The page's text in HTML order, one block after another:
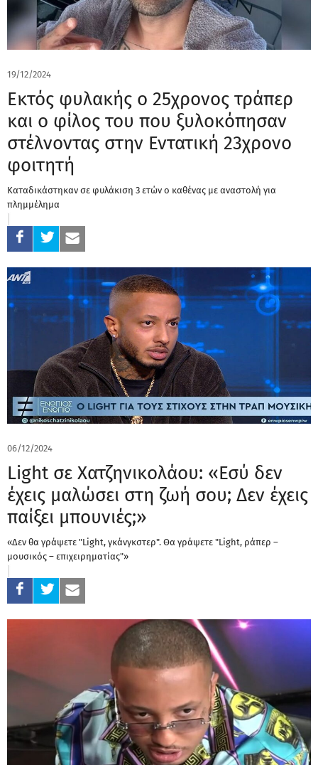
19/12/2024
Εκτός φυλακής ο 25χρονος τράπερ
και ο φίλος του που ξυλοκόπησαν
στέλνοντας στην Εντατική 23χρονο
φοιτητή
Καταδικάστηκαν σε φυλάκιση 3 ετών ο καθένας με αναστολή για
πλημμέλημα
06/12/2024
Light σε Χατζηνικολάου: «Εσύ δεν
έχεις μαλώσει στη ζωή σου; Δεν έχεις
παίξει μπουνιές;»
«Δεν θα γράψετε "Light, γκάνγκστερ". Θα γράψετε "Light, ράπερ –
μουσικός – επιχειρηματίας"»